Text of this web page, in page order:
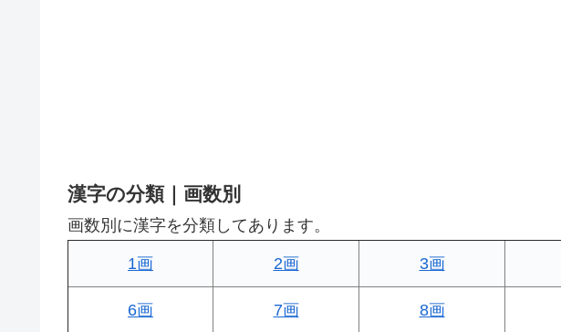
漢字の分類｜画数別
画数別に漢字を分類してあります。
1画 2画 3画
6画 7画 8画